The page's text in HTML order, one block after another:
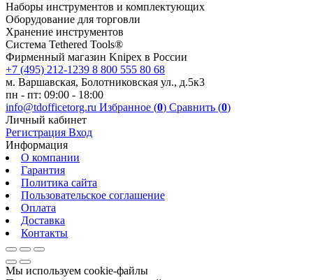
Наборы инструментов и комплектующих
Оборудование для торговли
Хранение инс­тру­мен­тов
Система Tethered Tools®
Фирменный магазин Knipex в России
+7 (495) 212-1239 8 800 555 80 68
м. Варшавская, Болотниковская ул., д.5к3
пн - пт: 09:00 - 18:00
info@tdofficetorg.ru Избранное (0) Сравнить (0)
Личный кабинет
Регистрация Вход
Информация
О компании
Гарантия
Политика сайта
Пользовательское соглашение
Оплата
Доставка
Контакты
Мы используем cookie-файлы